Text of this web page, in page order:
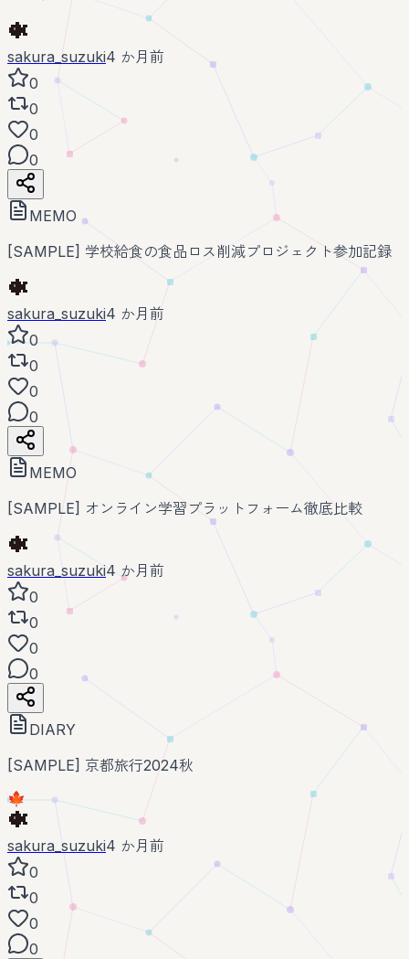
sakura_suzuki4 か月前
0
0
0
0
MEMO
[SAMPLE] 学校給食の食品ロス削減プロジェクト参加記録
sakura_suzuki4 か月前
0
0
0
0
MEMO
[SAMPLE] オンライン学習プラットフォーム徹底比較
sakura_suzuki4 か月前
0
0
0
0
DIARY
[SAMPLE] 京都旅行2024秋
🍁
sakura_suzuki4 か月前
0
0
0
0